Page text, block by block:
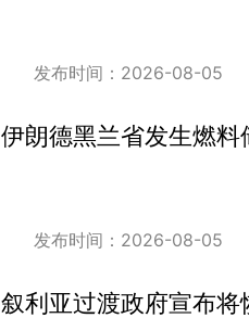
发布时间：2026-08-05
伊朗德黑兰省发生燃
发布时间：2026-08-05
叙利亚过渡政府宣布